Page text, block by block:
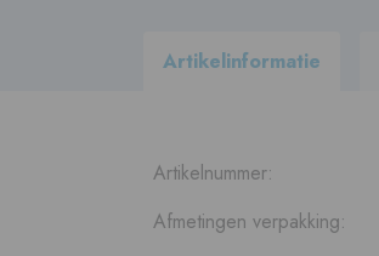
Artikelinformatie
Artikelnummer:
Afmetingen verpakking: